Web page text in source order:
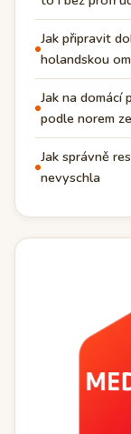
Jak připravit
holandskou
Jak na
podle norem
Jak správně
nevyschla